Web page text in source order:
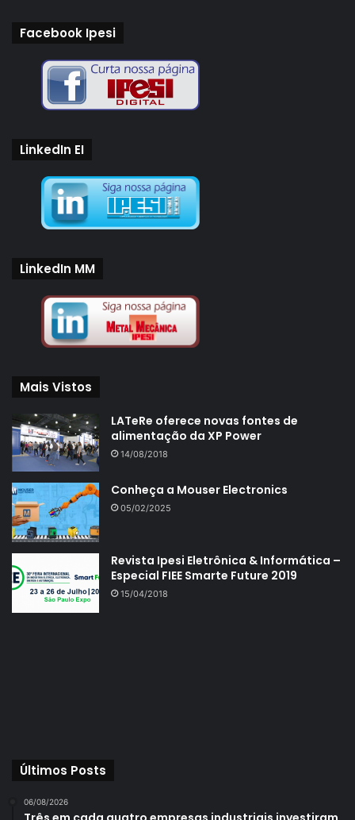
Facebook Ipesi
LinkedIn EI
LinkedIn MM
Mais Vistos
LATeRe oferece novas fontes de
alimentação da XP Power
14/08/2018
Conheça a Mouser Electronics
05/02/2025
Revista Ipesi Eletrônica & Informática –
Especial FIEE Smarte Future 2019
15/04/2018
Últimos Posts
06/08/2026